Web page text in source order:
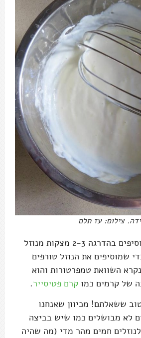
צילום: עז תלם
אל התערובת הזו מוסיפים בהדרגה 2-3 מצקות מנוזל
שמוסיפים את הנוזל טורפים
השוואת טמפרטורות והוא
של קרמים כמו קרם פטיסייר.
ששאלתם! מכיוון שאנחנו
לא מבושלים כמו שיש בביצה
חמים מהר מדי (מה שהיה